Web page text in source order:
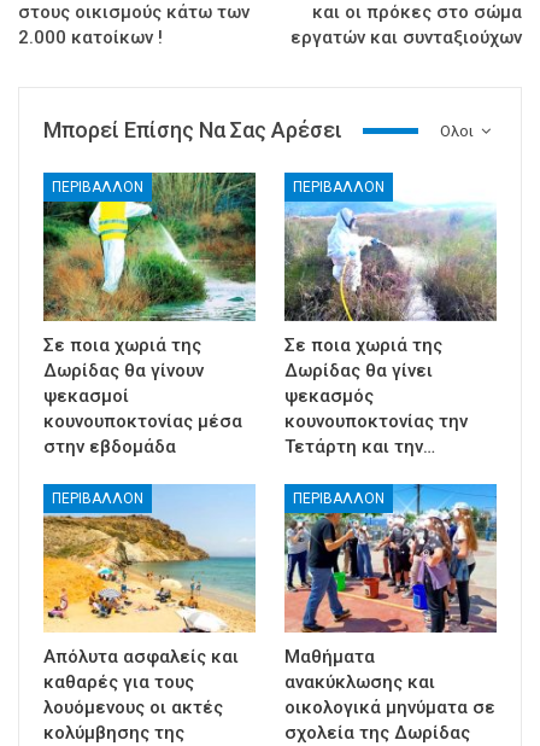
στους οικισμούς κάτω των
2.000 κατοίκων !
και οι πρόκες στο σώμα
εργατών και συνταξιούχων
Ολοι
Μπορεί Επίσης Να Σας Αρέσει
ΠΕΡΙΒΑΛΛΟΝ
Σε ποια χωριά της
Δωρίδας θα γίνουν
ψεκασμοί
κουνουποκτονίας μέσα
στην εβδομάδα
ΠΕΡΙΒΑΛΛΟΝ
Σε ποια χωριά της
Δωρίδας θα γίνει
ψεκασμός
κουνουποκτονίας την
Τετάρτη και την…
ΠΕΡΙΒΑΛΛΟΝ
Απόλυτα ασφαλείς και
καθαρές για τους
λουόμενους οι ακτές
κολύμβησης της
ΠΕΡΙΒΑΛΛΟΝ
Μαθήματα
ανακύκλωσης και
οικολογικά μηνύματα σε
σχολεία της Δωρίδας